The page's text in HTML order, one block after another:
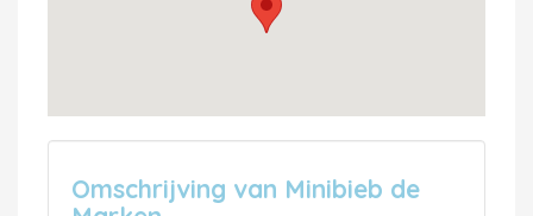
Omschrijving van Minibieb de